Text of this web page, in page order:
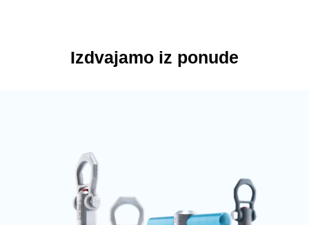
Izdvajamo iz ponude